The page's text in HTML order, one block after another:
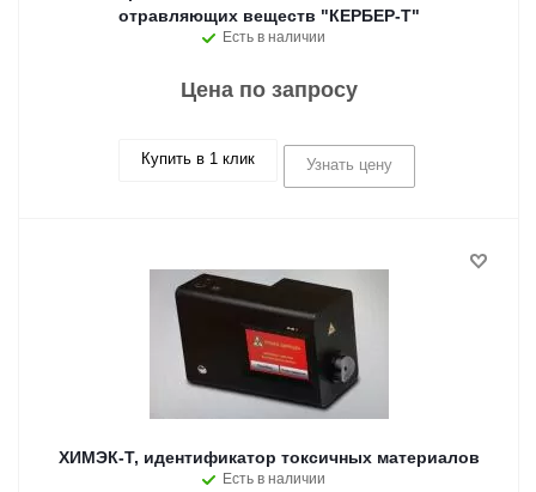
отравляющих веществ "КЕРБЕР-Т"
Есть в наличии
Цена по запросу
Купить в 1 клик Узнать цену
ХИМЭК-Т, идентификатор токсичных материалов
Есть в наличии